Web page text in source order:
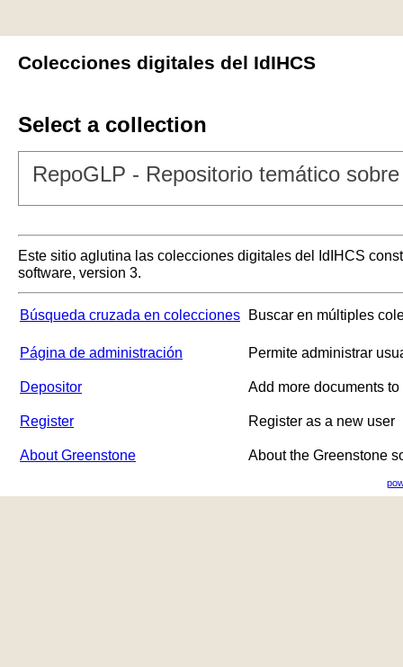
Colecciones digitales del IdIHCS
Select a collection
RepoGLP - Repositorio temático
Este sitio aglutina las colecciones digitales del IdIHCS
software, version 3.
Búsqueda cruzada en colecciones Buscar en múltiples
Página de administración Permite administrar
Depositor Add more documents
Register Register as a new user
About Greenstone About the Greenstone